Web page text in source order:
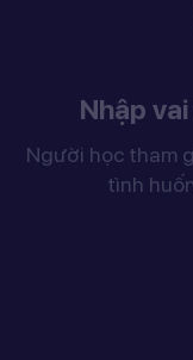
Nhập
Người học tham
tình